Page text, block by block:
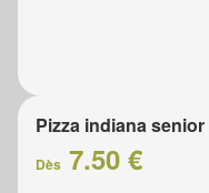
Pizza indiana senior
Dès 7.50 €